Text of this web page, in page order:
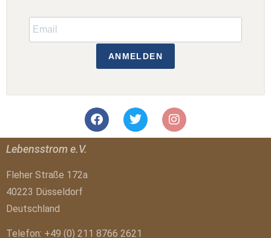
ANMELDEN
Lebensstrom e.V.
Fleher Straße 172a
40223 Düsseldorf
Deutschland
Telefon: +49 (0) 211 8766 2621